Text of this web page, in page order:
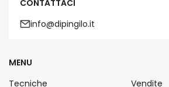
CONTATTACI
info@dipingilo.it
MENU
Tecniche
Vendite